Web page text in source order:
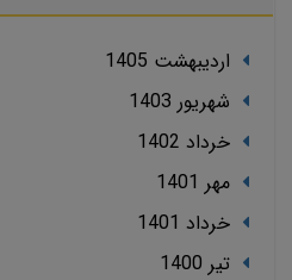
ارديبهشت 1405
شهریور 1403
خرداد 1402
مهر 1401
خرداد 1401
تير 1400